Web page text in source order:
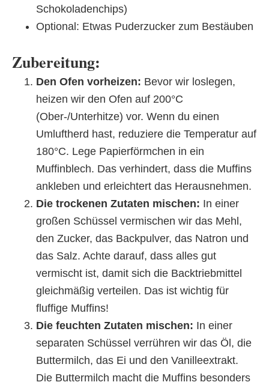
Schokoladenchips)
Optional: Etwas Puderzucker zum Bestäuben
Zubereitung:
Den Ofen vorheizen: Bevor wir loslegen,
heizen wir den Ofen auf 200°C
(Ober-/Unterhitze) vor. Wenn du einen
Umluftherd hast, reduziere die Temperatur auf
180°C. Lege Papierförmchen in ein
Muffinblech. Das verhindert, dass die Muffins
ankleben und erleichtert das Herausnehmen.
Die trockenen Zutaten mischen: In einer
großen Schüssel vermischen wir das Mehl,
den Zucker, das Backpulver, das Natron und
das Salz. Achte darauf, dass alles gut
vermischt ist, damit sich die Backtriebmittel
gleichmäßig verteilen. Das ist wichtig für
fluffige Muffins!
Die feuchten Zutaten mischen: In einer
separaten Schüssel verrühren wir das Öl, die
Buttermilch, das Ei und den Vanilleextrakt.
Die Buttermilch macht die Muffins besonders